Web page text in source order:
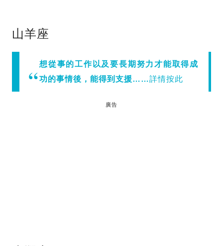
山羊座
想從事的工作以及要長期努力才能取得成
功的事情後，能得到支援……詳情按此
廣告